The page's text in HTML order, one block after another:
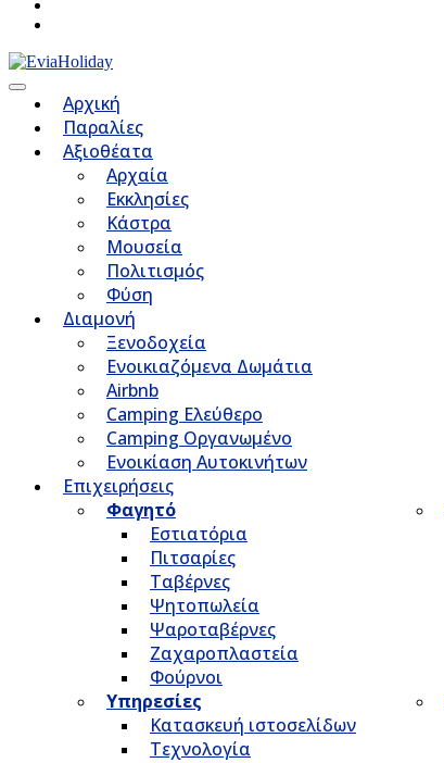
Αρχική
Παραλίες
Αξιοθέατα
Αρχαία
Εκκλησίες
Κάστρα
Μουσεία
Πολιτισμός
Φύση
Διαμονή
Ξενοδοχεία
Ενοικιαζόμενα Δωμάτια
Airbnb
Camping Ελεύθερο
Camping Οργανωμένο
Ενοικίαση Αυτοκινήτων
Επιχειρήσεις
Φαγητό
Εστιατόρια
Πιτσαρίες
Ταβέρνες
Ψητοπωλεία
Ψαροταβέρνες
Ζαχαροπλαστεία
Φούρνοι
Υπηρεσίες
Κατασκευή ιστοσελίδων
Τεχνολογία